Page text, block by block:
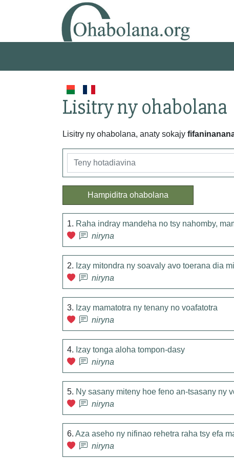
Lisitry ny ohabolana
Lisitry ny ohabolana, anaty sokajy
Hampiditra ohabolana
1. Raha indray mandeha no tsy nahomby,
niryna
2. Izay mitondra ny soavaly avo toerana dia
niryna
3. Izay mamatotra ny tenany no voafatotra
niryna
4. Izay tonga aloha tompon-dasy
niryna
5. Ny sasany miteny hoe feno an-tsasany ny
niryna
6. Aza aseho ny nifinao rehetra raha tsy efa
niryna